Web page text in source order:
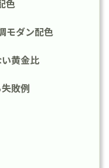
色
モダン配色
黄金比
敗例